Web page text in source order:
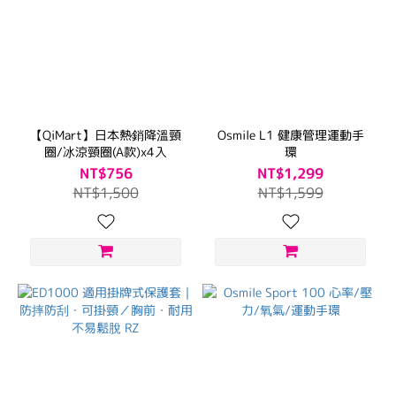
【QiMart】日本熱銷降溫頸
圈/冰涼頸圈(A款)x4入
NT$756
NT$1,500
Osmile L1 健康管理運動手
環
NT$1,299
NT$1,599